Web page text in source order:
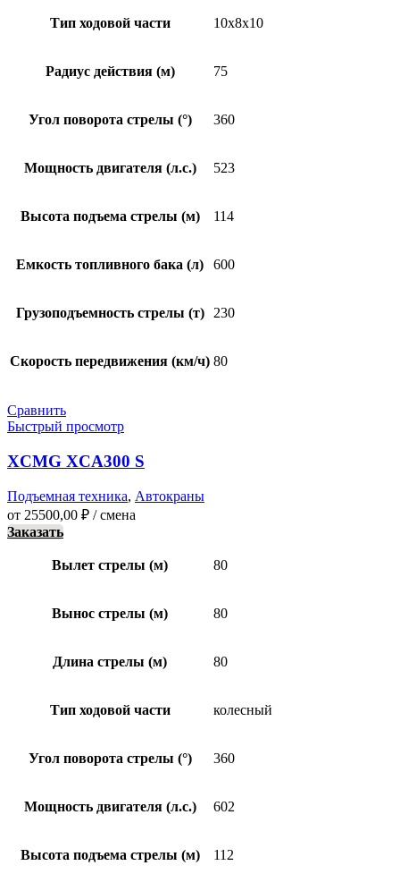
Тип ходовой части 10x8x10
Радиус действия (м) 75
Угол поворота стрелы (°) 360
Мощность двигателя (л.с.) 523
Высота подъема стрелы (м) 114
Емкость топливного бака (л) 600
Грузоподъемность стрелы (т) 230
Скорость передвижения (км/ч) 80
Сравнить
Быстрый просмотр
XCMG XCA300 S
Подъемная техника, Автокраны
от 25500,00 ₽ / смена
Заказать
Вылет стрелы (м) 80
Вынос стрелы (м) 80
Длина стрелы (м) 80
Тип ходовой части колесный
Угол поворота стрелы (°) 360
Мощность двигателя (л.с.) 602
Высота подъема стрелы (м) 112